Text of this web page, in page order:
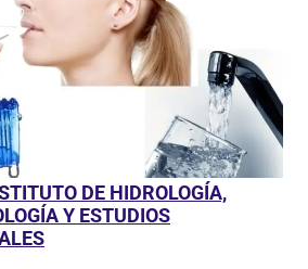
DE HIDROLOGÍA,
Y ESTUDIOS